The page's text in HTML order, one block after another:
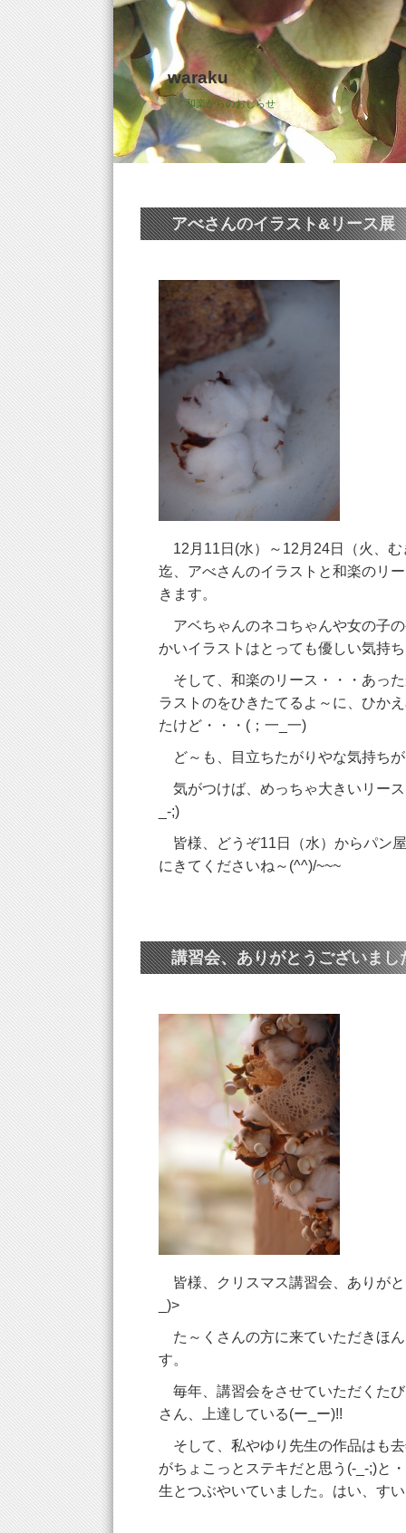
waraku
和楽からのおしらせ
アべさんのイラスト&リース展
12月11日(水）～12月24日（火、む
迄、アべさんのイラストと和楽のリ
きます。
アベちゃんのネコちゃんや女の子
かいイラストはとっても優しい気持
そして、和楽のリース・・・あっ
ラストのをひきたてるよ～に、ひか
たけど・・・(；一_一)
ど～も、目立ちたがりやな気持ち
気がつけば、めっちゃ大きいリー
_-;)
皆様、どうぞ11日（水）からパン
にきてくださいね～(^^)/~~~
講習会、ありがとうございまし
皆様、クリスマス講習会、ありが
_)>
た～くさんの方に来ていただきほ
す。
毎年、講習会をさせていただくた
さん、上達している(ー_ー)!!
そして、私やゆり先生の作品はも
がちょこっとステキだと思う(-_-;)と
生とつぶやいていました。はい、す